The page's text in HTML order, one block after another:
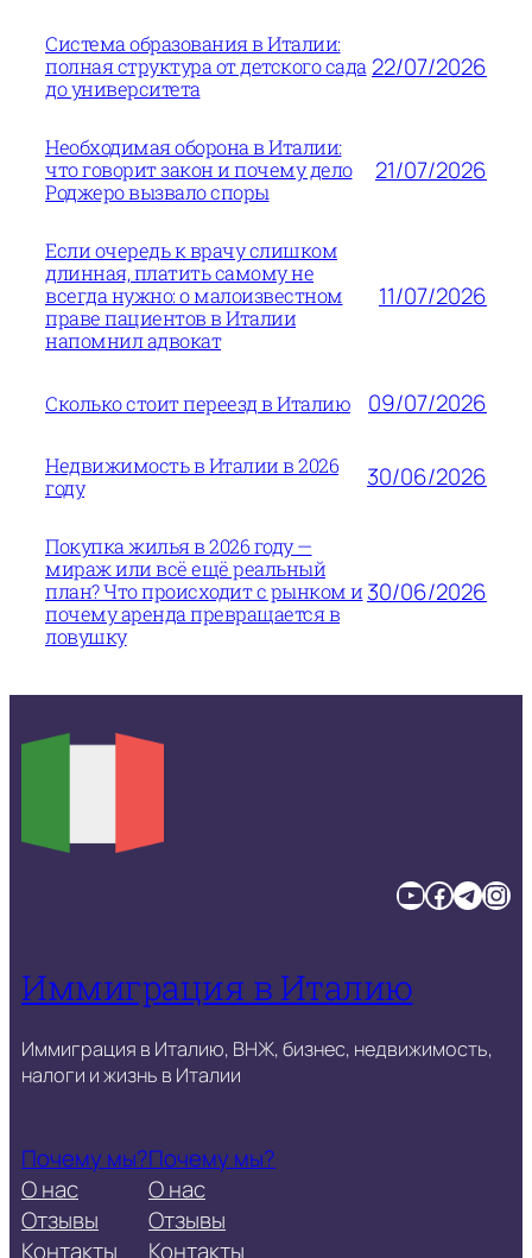
Система образования в Италии:
полная структура от детского сада
до университета
22/07/2026
Необходимая оборона в Италии:
что говорит закон и почему дело
Роджеро вызвало споры
21/07/2026
Если очередь к врачу слишком
длинная, платить самому не
всегда нужно: о малоизвестном
праве пациентов в Италии
напомнил адвокат
11/07/2026
Сколько стоит переезд в Италию 09/07/2026
Недвижимость в Италии в 2026
году
30/06/2026
Покупка жилья в 2026 году —
мираж или всё ещё реальный
план? Что происходит с рынком и
почему аренда превращается в
ловушку
30/06/2026
YouTube Facebook TelegramInstagram
Иммиграция в Италию
Иммиграция в Италию, ВНЖ, бизнес, недвижимость,
налоги и жизнь в Италии
Почему мы?
О нас
Отзывы
Контакты
Почему мы?
О нас
Отзывы
Контакты